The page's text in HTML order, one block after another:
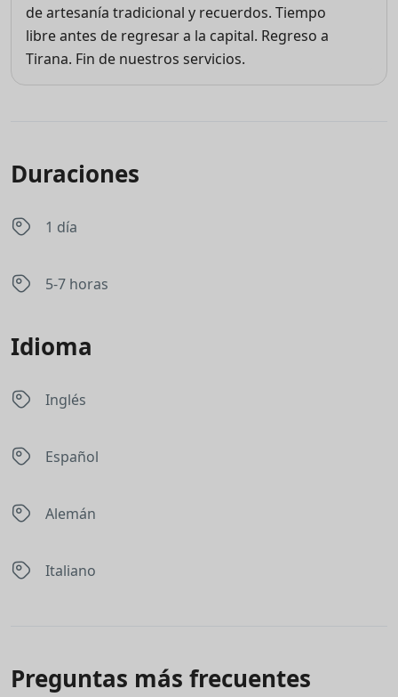
de artesanía tradicional y recuerdos. Tiempo
libre antes de regresar a la capital. Regreso a
Tirana. Fin de nuestros servicios.
Duraciones
1 día
5-7 horas
Idioma
Inglés
Español
Alemán
Italiano
Preguntas más frecuentes